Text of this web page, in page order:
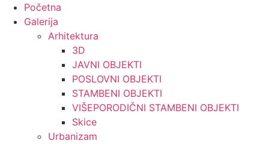
Početna
Galerija
Arhitektura
3D
JAVNI OBJEKTI
POSLOVNI OBJEKTI
STAMBENI OBJEKTI
VIŠEPORODIČNI STAMBENI OBJEKTI
Skice
Urbanizam